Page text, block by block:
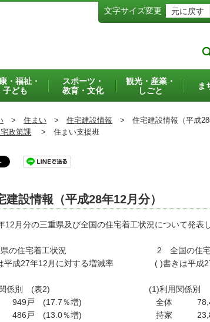
文字サイズ変更 元に戻す
・福祉・
子ども
スポーツ・
教育・文化
観光・産業・
しごと
ま
> 住まい > 住宅建設情報 > 住宅建設情報（平成28
政策課 > 住まい支援班
建設情報（平成28年12月分）
12月分の三重県及び全国の住宅着工状況について発表し
県の住宅着工状況 2 全国の住
平成27年12月に対する増減率 ( )書きは平成27
用関係別 (表2) (1)利用
949戸 (17.7％増) 全体
486戸 (13.0％増) 持家